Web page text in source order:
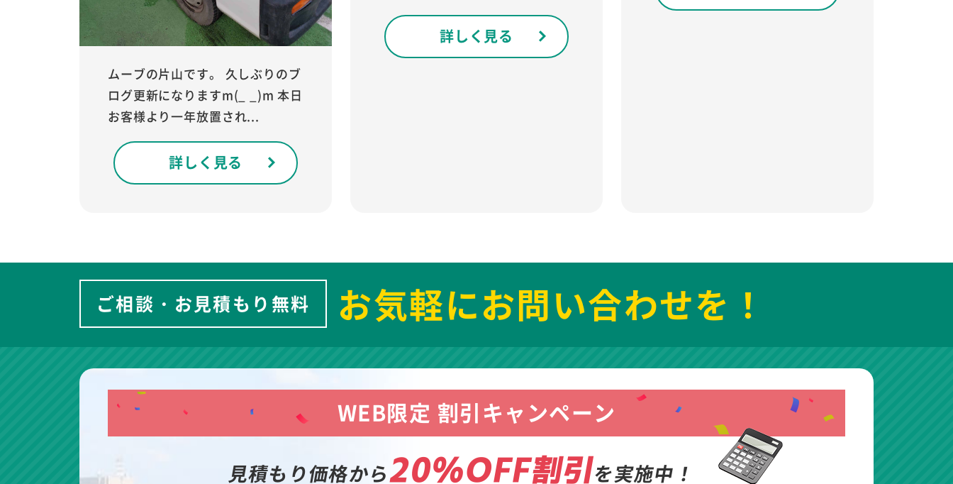
ムーブの片山です。 久しぶりのブ
ログ更新になりますm(_ _)m 本日
お客様より一年放置され...
詳しく見る
詳しく見る
ご相談・お見積もり無料 お気軽にお問い合わせを！
WEB限定 割引キャンペーン
見積もり価格から20%OFF割引を実施中！